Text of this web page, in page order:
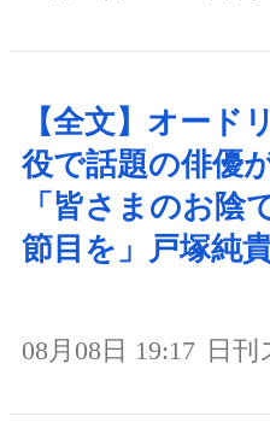
【全文】オード
役で話題の俳優
「皆さまのお陰
節目を」戸塚純
08月08日 19:17 日刊